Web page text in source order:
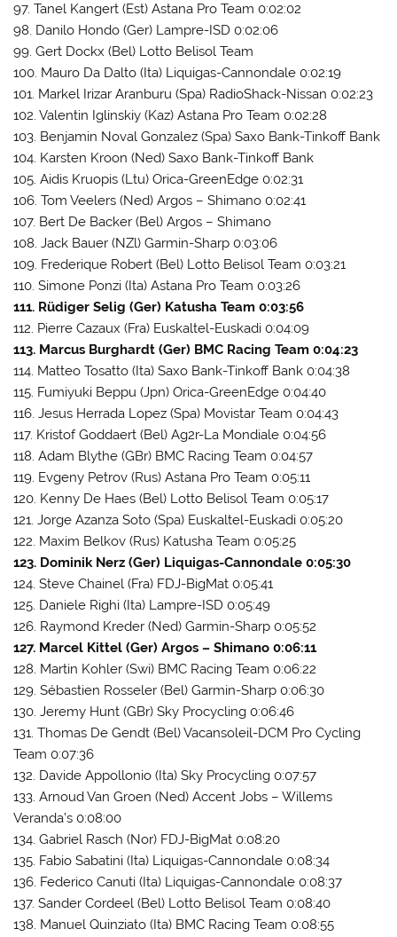
97. Tanel Kangert (Est) Astana Pro Team 0:02:02
98. Danilo Hondo (Ger) Lampre-ISD 0:02:06
99. Gert Dockx (Bel) Lotto Belisol Team
100. Mauro Da Dalto (Ita) Liquigas-Cannondale 0:02:19
101. Markel Irizar Aranburu (Spa) RadioShack-Nissan 0:02:23
102. Valentin Iglinskiy (Kaz) Astana Pro Team 0:02:28
103. Benjamin Noval Gonzalez (Spa) Saxo Bank-Tinkoff Bank
104. Karsten Kroon (Ned) Saxo Bank-Tinkoff Bank
105. Aidis Kruopis (Ltu) Orica-GreenEdge 0:02:31
106. Tom Veelers (Ned) Argos – Shimano 0:02:41
107. Bert De Backer (Bel) Argos – Shimano
108. Jack Bauer (NZl) Garmin-Sharp 0:03:06
109. Frederique Robert (Bel) Lotto Belisol Team 0:03:21
110. Simone Ponzi (Ita) Astana Pro Team 0:03:26
111. Rüdiger Selig (Ger) Katusha Team 0:03:56
112. Pierre Cazaux (Fra) Euskaltel-Euskadi 0:04:09
113. Marcus Burghardt (Ger) BMC Racing Team 0:04:23
114. Matteo Tosatto (Ita) Saxo Bank-Tinkoff Bank 0:04:38
115. Fumiyuki Beppu (Jpn) Orica-GreenEdge 0:04:40
116. Jesus Herrada Lopez (Spa) Movistar Team 0:04:43
117. Kristof Goddaert (Bel) Ag2r-La Mondiale 0:04:56
118. Adam Blythe (GBr) BMC Racing Team 0:04:57
119. Evgeny Petrov (Rus) Astana Pro Team 0:05:11
120. Kenny De Haes (Bel) Lotto Belisol Team 0:05:17
121. Jorge Azanza Soto (Spa) Euskaltel-Euskadi 0:05:20
122. Maxim Belkov (Rus) Katusha Team 0:05:25
123. Dominik Nerz (Ger) Liquigas-Cannondale 0:05:30
124. Steve Chainel (Fra) FDJ-BigMat 0:05:41
125. Daniele Righi (Ita) Lampre-ISD 0:05:49
126. Raymond Kreder (Ned) Garmin-Sharp 0:05:52
127. Marcel Kittel (Ger) Argos – Shimano 0:06:11
128. Martin Kohler (Swi) BMC Racing Team 0:06:22
129. Sébastien Rosseler (Bel) Garmin-Sharp 0:06:30
130. Jeremy Hunt (GBr) Sky Procycling 0:06:46
131. Thomas De Gendt (Bel) Vacansoleil-DCM Pro Cycling
Team 0:07:36
132. Davide Appollonio (Ita) Sky Procycling 0:07:57
133. Arnoud Van Groen (Ned) Accent Jobs – Willems
Veranda’s 0:08:00
134. Gabriel Rasch (Nor) FDJ-BigMat 0:08:20
135. Fabio Sabatini (Ita) Liquigas-Cannondale 0:08:34
136. Federico Canuti (Ita) Liquigas-Cannondale 0:08:37
137. Sander Cordeel (Bel) Lotto Belisol Team 0:08:40
138. Manuel Quinziato (Ita) BMC Racing Team 0:08:55